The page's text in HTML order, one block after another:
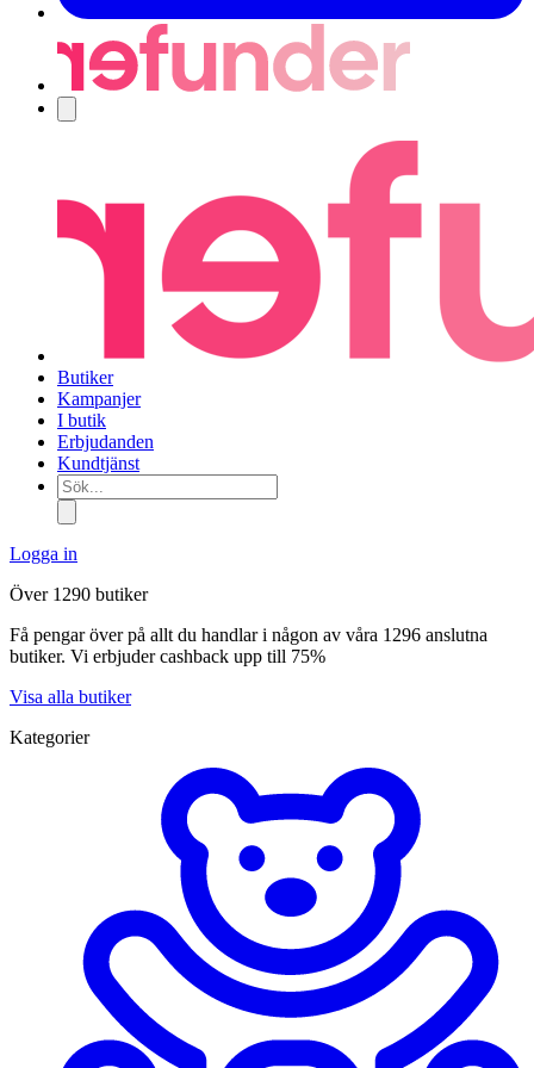
Butiker
Kampanjer
I butik
Erbjudanden
Kundtjänst
Sök...
Logga in
Över 1290 butiker
Få pengar över på allt du handlar i någon av våra 1296 anslutna
butiker. Vi erbjuder cashback upp till 75%
Visa alla butiker
Kategorier